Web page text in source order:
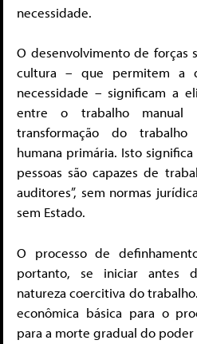
necessidade.
O desenvolvimento de forças
cultura – que permitem a
necessidade – significam a
entre o trabalho
transformação do
humana primária. Isto
pessoas são capazes de
auditores”, sem normas
sem Estado.
O processo de
portanto, se iniciar antes
natureza coercitiva do
econômica básica para o
para a morte gradual do poder